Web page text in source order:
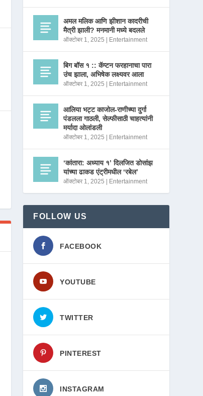
अमल मलिक आणि झीशान कादरीची
मैत्री झाली? मनमानी मध्ये बदलले
ऑक्टोबर 1, 2025 Entertainment
बिग बॉस १ :: कॅप्टन फरहानाचा पारा
उंच झाला, अभिषेक लक्ष्यवर आला
ऑक्टोबर 1, 2025 Entertainment
आलिया भट्ट काजोल-राणीच्या दुर्गा
पंडलला गाठली, सेल्फीसाठी चाहत्यांनी
मर्यादा ओलांडली
ऑक्टोबर 1, 2025 Entertainment
‘कांतारा: अध्याय १’ दिलजित डोसांझ
यांच्या ढाकड एंट्रीमधील ‘रबेल’
ऑक्टोबर 1, 2025 Entertainment
FOLLOW US
FACEBOOK
YOUTUBE
TWITTER
PINTEREST
INSTAGRAM